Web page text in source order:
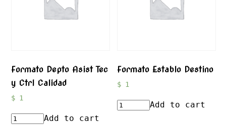
Formato Depto Asist Tec
y Ctrl Calidad
$1
Add to cart
Formato Establo Destino
$ 1
Add to cart